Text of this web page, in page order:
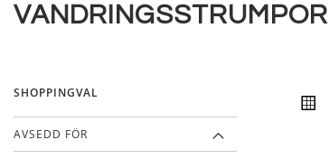
VANDRINGSSTRUMPOR
SHOPPINGVAL
AVSEDD FÖR